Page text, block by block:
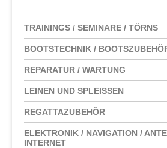
TRAININGS / SEMINARE / TÖRNS
BOOTSTECHNIK /
REPARATUR / WARTUNG
LEINEN UND SPLEISSEN
REGATTAZUBEHÖR
ELEKTRONIK / NAVIGATION /
INTERNET